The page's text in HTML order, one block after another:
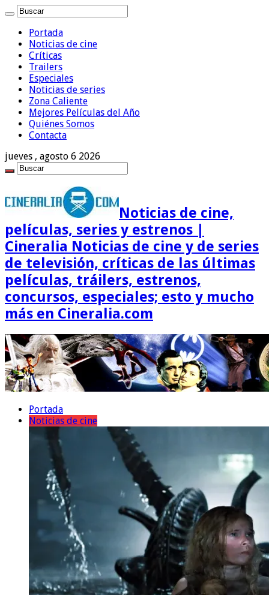
Portada
Noticias de cine
Críticas
Trailers
Especiales
Noticias de series
Zona Caliente
Mejores Películas del Año
Quiénes Somos
Contacta
jueves , agosto 6 2026
Noticias de cine,
películas, series y estrenos |
Cineralia Noticias de cine y de series
de televisión, críticas de las últimas
películas, tráilers, estrenos,
concursos, especiales; esto y mucho
más en Cineralia.com
Portada
Noticias de cine